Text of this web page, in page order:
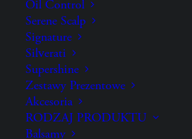
Oil Control
Serene Scalp
Signature
Silverati
Supershine
Zestawy Prezentowe
Akcesoria
RODZAJ PRODUKTU
Balsamy